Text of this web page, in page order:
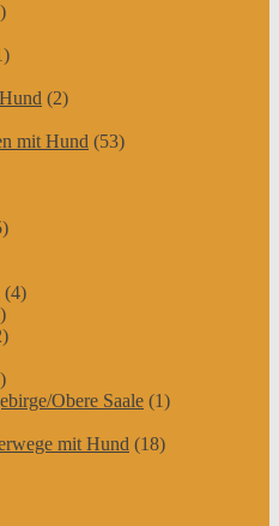
(2)
mit Hund (53)
(4)
Obere Saale (1)
mit Hund (18)